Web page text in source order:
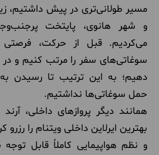
مسیر طولانی‌تری در پیش داشتیم،
و شهر هانوی، پایتخت
می‌کردیم. قبل از حرکت،
سوغاتی‌های سفر را مرتب کنیم و در
دهیم؛ به این ترتیب تا رسیدن به
حمل سوغاتی‌ها نداشتیم.
همانند دیگر پروازهای داخلی،
بهترین ایرلاین داخلی ویتنام را
و نظم هواپیمایی کاملاً قابل